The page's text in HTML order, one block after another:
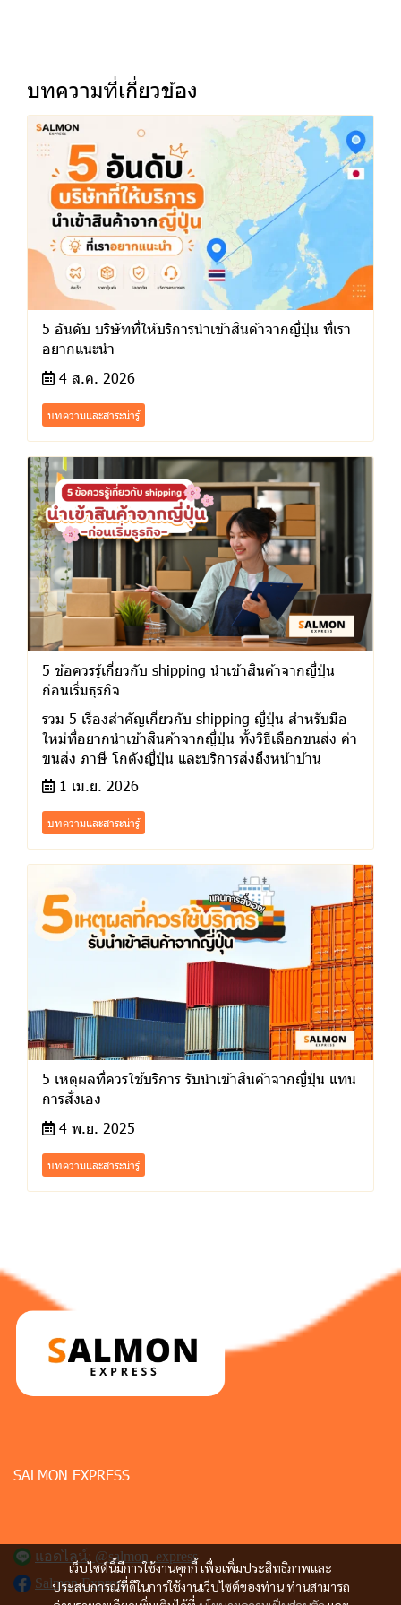
บทความที่เกี่ยวข้อง
5 อันดับ บริษัทที่ให้บริการนำเข้าสินค้าจากญี่ปุ่น ที่เรา
อยากแนะนำ
4 ส.ค. 2026
บทความและสาระน่ารู้
5 ข้อควรรู้เกี่ยวกับ shipping นำเข้าสินค้าจากญี่ปุ่น
ก่อนเริ่มธุรกิจ
รวม 5 เรื่องสำคัญเกี่ยวกับ shipping ญี่ปุ่น สำหรับมือ
ใหม่ที่อยากนำเข้าสินค้าจากญี่ปุ่น ทั้งวิธีเลือกขนส่ง ค่า
ขนส่ง ภาษี โกดังญี่ปุ่น และบริการส่งถึงหน้าบ้าน
1 เม.ย. 2026
บทความและสาระน่ารู้
5 เหตุผลที่ควรใช้บริการ รับนำเข้าสินค้าจากญี่ปุ่น แทน
การสั่งเอง
4 พ.ย. 2025
บทความและสาระน่ารู้
เว็บไซต์นี้มีการใช้งานคุกกี้ เพื่อเพิ่มประสิทธิภาพและ
ประสบการณ์ที่ดีในการใช้งานเว็บไซต์ของท่าน ท่านสามารถ
SALMON EXPRESS
แอดไลน์: @salmon_express
Salmon Express